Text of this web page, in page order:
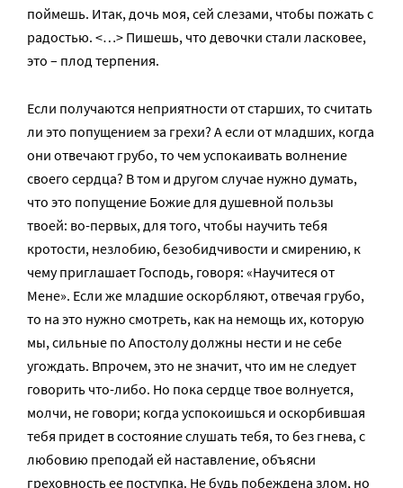
поймешь. Итак, дочь моя, сей слезами, чтобы пожать с
радостью. <…> Пишешь, что девочки стали ласковее,
это – плод терпения.
Если получаются неприятности от старших, то считать
ли это попущением за грехи? А если от младших, когда
они отвечают грубо, то чем успокаивать волнение
своего сердца? В том и другом случае нужно думать,
что это попущение Божие для душевной пользы
твоей: во-первых, для того, чтобы научить тебя
кротости, незлобию, безобидчивости и смирению, к
чему приглашает Господь, говоря: «Научитеся от
Мене». Если же младшие оскорбляют, отвечая грубо,
то на это нужно смотреть, как на немощь их, которую
мы, сильные по Апостолу должны нести и не себе
угождать. Впрочем, это не значит, что им не следует
говорить что-либо. Но пока сердце твое волнуется,
молчи, не говори; когда успокоишься и оскорбившая
тебя придет в состояние слушать тебя, то без гнева, с
любовию преподай ей наставление, объясни
греховность ее поступка. Не будь побеждена злом, но